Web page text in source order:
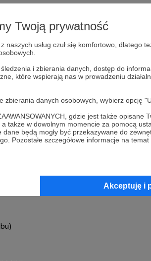
Twoją prywatność
usług czuł się komfortowo, dlatego
i zbierania danych, dostęp do
które wspierają nas w prowadzeniu
danych osobowych, wybierz opcję
gdzie jest także opisane
także w dowolnym momencie za pomocą
będą mogły być przekazywane do
Pozostałe szczegółowe informacje na
Akceptuję i